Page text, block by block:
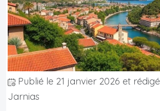
Publié le 21 janvier 2026 et
Jarnias